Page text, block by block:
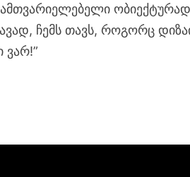
ობიექტურად
ჩემს თავს, როგორც